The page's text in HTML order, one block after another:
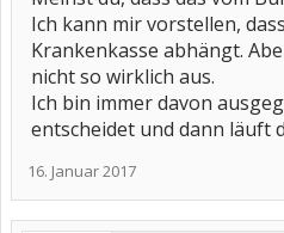
Ich kann mir vorstellen,
Krankenkasse abhängt.
nicht so wirklich aus.
Ich bin immer davon
entscheidet und dann läuft
16. Januar 2017